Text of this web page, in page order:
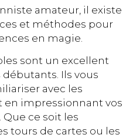
amateur, il existe
et méthodes pour
en magie.
sont un excellent
Ils vous
avec les
impressionnant vos
ce soit les
tours de cartes ou les